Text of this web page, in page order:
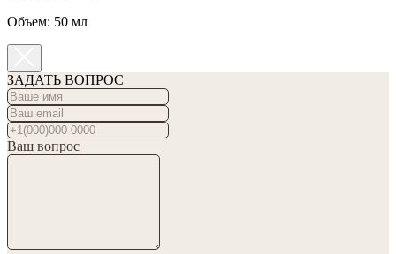
Объем: 50 мл
ЗАДАТЬ ВОПРОС
Ваш вопрос